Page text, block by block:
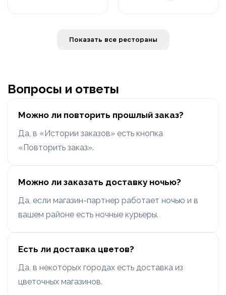
Показать все рестораны
Вопросы и ответы
Можно ли повторить прошлый заказ?
Да, в «Истории заказов» есть кнопка
«Повторить заказ».
Можно ли заказать доставку ночью?
Да, если магазин-партнер работает ночью и в
вашем районе есть ночные курьеры.
Есть ли доставка цветов?
Да, в некоторых городах есть доставка из
цветочных магазинов.